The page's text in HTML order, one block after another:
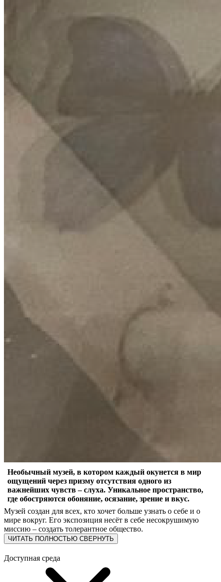
Необычный музей, в котором каждый окунется в мир
ощущений через призму отсутствия одного из
важнейших чувств – слуха. Уникальное пространство,
где обостряются обоняние, осязание, зрение и вкус.
Музей создан для всех, кто хочет больше узнать о себе и о
мире вокруг. Его экспозиция несёт в себе несокрушимую
миссию – создать толерантное общество.
ЧИТАТЬ ПОЛНОСТЬЮ СВЕРНУТЬ
Доступная среда